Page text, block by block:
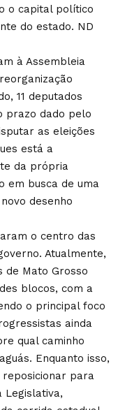
o capital político
do estado. ND
à Assembleia
11 deputados
prazo dado pelo
as eleições
está a
da própria
em busca de uma
desenho
o centro das
Atualmente,
de Mato Grosso
blocos, com a
o principal foco
ainda
qual caminho
Enquanto isso,
para
Legislativa,